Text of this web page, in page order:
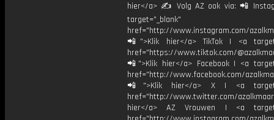
hier</a> ✍ Volg AZ ook via: 📲
target="_blank"
href="http://www.instagram.com/
📲">Klik hier</a> TikTok | <a
href="https://www.tiktok.com/
📲">Klik hier</a> Facebook | <a
href="http://www.facebook.com/
📲">Klik hier</a> X | <a
href="http://www.twitter.com/
hier</a> AZ Vrouwen | <a